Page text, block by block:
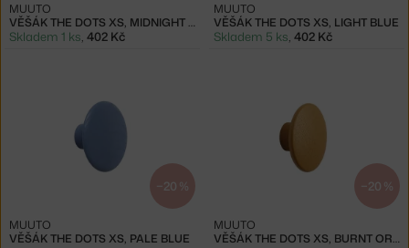
VĚŠÁK THE DOTS XS, MIDNIGHT BLUE
MUUTO
Skladem 1 ks, 402 Kč
VĚŠÁK THE DOTS XS, LIGHT BLUE
MUUTO
Skladem 5 ks, 402 Kč
−20 %
VĚŠÁK THE DOTS XS, PALE BLUE
MUUTO
−20 %
VĚŠÁK THE DOTS XS, BURNT ORANGE
MUUTO